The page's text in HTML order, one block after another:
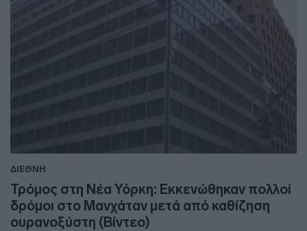
ΔΙΕΘΝΗ
Τρόμος στη Νέα Υόρκη: Εκκενώθηκαν πολλοί
δρόμοι στο Μανχάταν μετά από καθίζηση
ουρανοξύστη (Βίντεο)